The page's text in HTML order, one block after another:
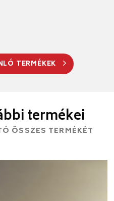
TERMÉKEK
termékei
ÖSSZES TERMÉKÉT